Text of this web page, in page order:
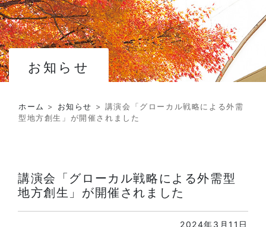
お知らせ
ホーム > お知らせ > 講演会「グローカル戦略による外需
型地方創生」が開催されました
講演会「グローカル戦略による外需型
地方創生」が開催されました
2024年3月11日